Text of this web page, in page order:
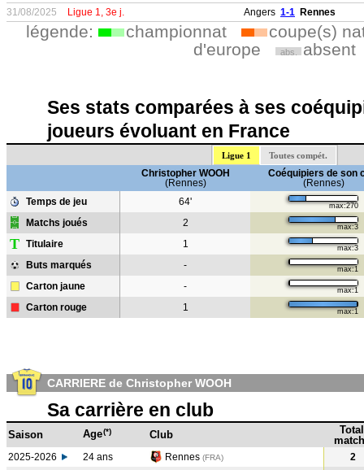
31/08/2025
Ligue 1, 3e j. Angers 1-1 Rennes
légende: championnat
coupe(s)
d'europe
abs. absent
Ses stats comparées à ses
joueurs évoluant en France
Ligue 1 Toutes compét.
Christopher WOOH
(Rennes)
Coéquipiers de son
(Rennes)
Temps de jeu
64' max:270
Matchs joués 2 max:3
T Titulaire 1 max:3
Buts marqués - max:1
Carton jaune - max:1
Carton rouge 1 max:1
CARRIERE de Christopher WOOH
Sa carrière en club
Saison Age(*) Club
Total
2025-2026 24 ans Rennes (FRA)
2